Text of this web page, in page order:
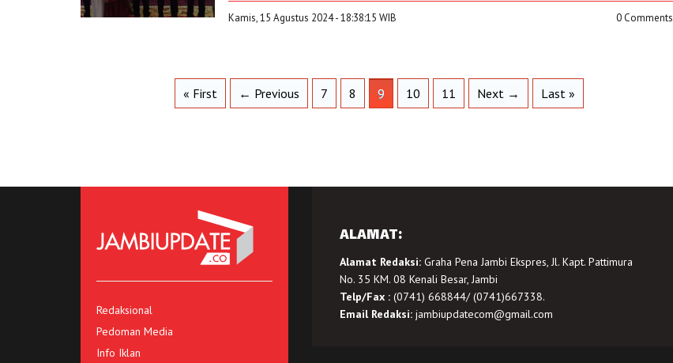
Kamis, 15 Agustus 2024 - 18:38:15 WIB 0 Comments
« First ← Previous 7 8 9 10 11 Next → Last »
Redaksional
Pedoman Media
Info Iklan
ALAMAT:
Alamat Redaksi:Graha Pena Jambi Ekspres, Jl. Kapt. Pattimura
No. 35 KM. 08 Kenali Besar, Jambi
Telp/Fax :(0741) 668844/ (0741)667338.
Email Redaksi: jambiupdatecom@gmail.com